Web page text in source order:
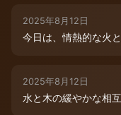
2025年8月12日
今日は、情熱的な火
2025年8月12日
水と木の緩やかな相